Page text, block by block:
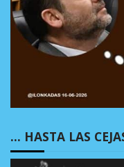
… HASTA LAS